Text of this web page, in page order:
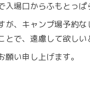
場口からふもとっぱ
、キャンプ場予約
で、遠慮して欲しい
い申し上げます。